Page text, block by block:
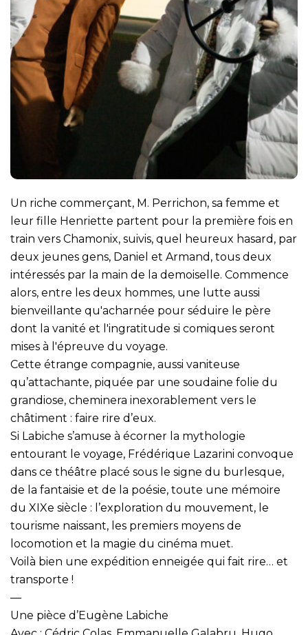
Un riche commerçant, M. Perrichon, sa femme et
leur fille Henriette partent pour la première fois en
train vers Chamonix, suivis, quel heureux hasard, par
deux jeunes gens, Daniel et Armand, tous deux
intéressés par la main de la demoiselle. Commence
alors, entre les deux hommes, une lutte aussi
bienveillante qu'acharnée pour séduire le père
dont la vanité et l'ingratitude si comiques seront
mises à l'épreuve du voyage.
Cette étrange compagnie, aussi vaniteuse
qu’attachante, piquée par une soudaine folie du
grandiose, cheminera inexorablement vers le
châtiment : faire rire d’eux.
Si Labiche s’amuse à écorner la mythologie
entourant le voyage, Frédérique Lazarini convoque
dans ce théâtre placé sous le signe du burlesque,
de la fantaisie et de la poésie, toute une mémoire
du XIXe siècle : l’exploration du mouvement, le
tourisme naissant, les premiers moyens de
locomotion et la magie du cinéma muet.
Voilà bien une expédition enneigée qui fait rire… et
transporte !
—
Une pièce d’Eugène Labiche